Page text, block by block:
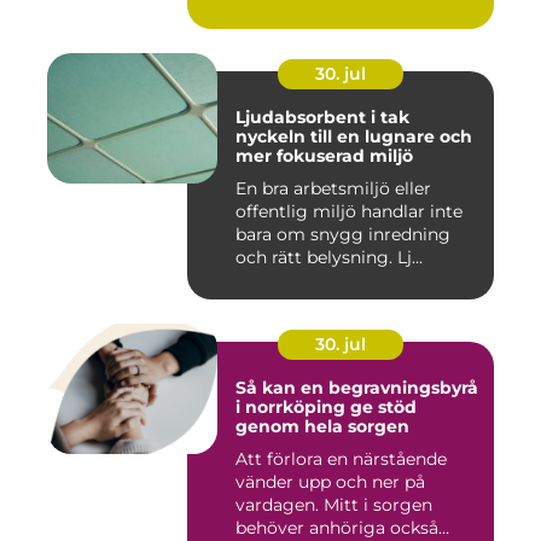
30. jul
Ljudabsorbent i tak
nyckeln till en lugnare och
mer fokuserad miljö
En bra arbetsmiljö eller
offentlig miljö handlar inte
bara om snygg inredning
och rätt belysning. Lj...
30. jul
Så kan en begravningsbyrå
i norrköping ge stöd
genom hela sorgen
Att förlora en närstående
vänder upp och ner på
vardagen. Mitt i sorgen
behöver anhöriga också